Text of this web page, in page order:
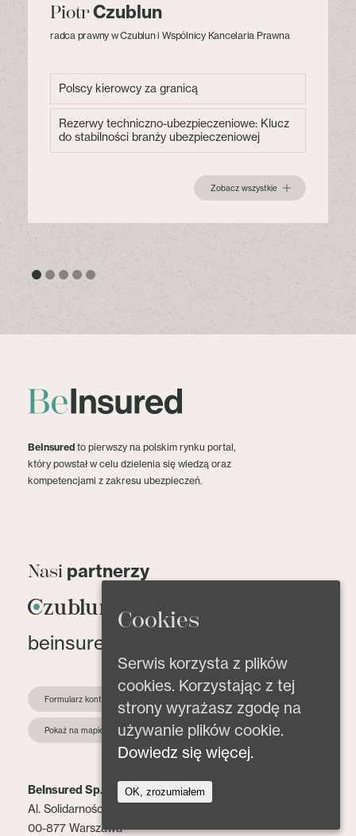
PiotrCzublun
radca prawny w Czublun i Wspólnicy Kancelaria Prawna
Polscy kierowcy za granicą
Rezerwy techniczno-ubezpieczeniowe: Klucz
do stabilności branży ubezpieczeniowej
Zobacz wszystkie
BeInsured to pierwszy na polskim rynku portal,
który powstał w celu dzielenia się wiedzą oraz
kompetencjami z zakresu ubezpieczeń.
Nasi partnerzy
beinsured@beinsured.pl
Formularz kontaktowy
Pokaż na mapie
BeInsured Sp. z o.o.
Al. Solidarności 153 lok. 2
00-877 Warszawa
Cookies
Serwis korzysta z plików
cookies. Korzystając z tej
strony wyrażasz zgodę na
używanie plików cookie.
Dowiedz się więcej.
OK, zrozumiałem